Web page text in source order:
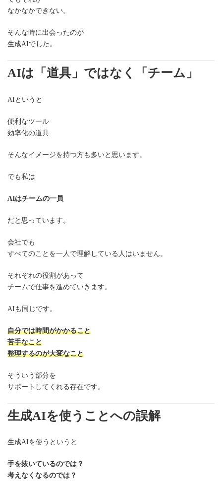
なかなかできない。
そんな時に出会ったのが
生成AIでした。
AIは「道具」ではなく「チーム」
AIというと
便利なツール
効率化の道具
そんなイメージを持つ方も多いと思います。
でも私は
AIはチームの一員
だと思っています。
会社でも
すべてのことを一人で理解している人はいません。
それぞれの役割があって
チームで仕事を進めていきます。
AIも同じです。
自分では時間がかかること
苦手なこと
整理するのが大変なこと
そういう部分を
サポートしてくれる存在です。
生成AIを使うことへの誤解
生成AIを使うというと
手を抜いているのでは？
考えなくなるのでは？